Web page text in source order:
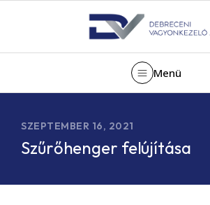
Menü
SZEPTEMBER 16, 2021
Szűrőhenger felújítása